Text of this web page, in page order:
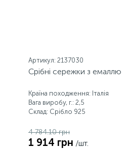
Артикул: 2137030
Срібні сережки з емаллю
Країна походження: Італія
Вага виробу, г.: 2,5
Склад: Срібло 925
4 784.10 грн
1 914 грн /шт.